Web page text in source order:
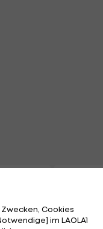
Cookies
im LAOLA1